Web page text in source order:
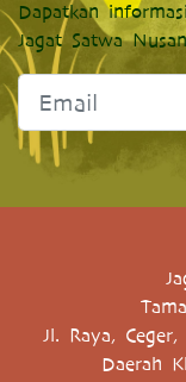
Dapatkan
Jagat Satwa
Jl. Raya,
Daerah